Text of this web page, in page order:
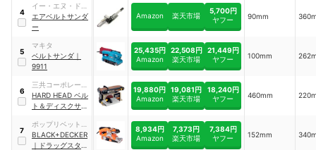
4
イー・エヌ・ドゥ
コーポレーション
エアベルトサンダ
ー
Amazon 楽天市場
5,700円
ヤフー
90mm
5
マキタ
ベルトサンダ ｜
9911
25,435円
Amazon
22,508円
楽天市場
21,449円
ヤフー
100mm
6
三共コーポレーシ
ョン
HARD HEAD ベル
ト＆ディスクサン
19,880円
Amazon
19,081円
楽天市場
18,240円
ヤフー
460mm
7
ポップリベット・
ファスナー
BLACK+DECKER
｜ ドラッグスター
8,934円
Amazon
7,373円
楽天市場
7,384円
ヤフー
152mm